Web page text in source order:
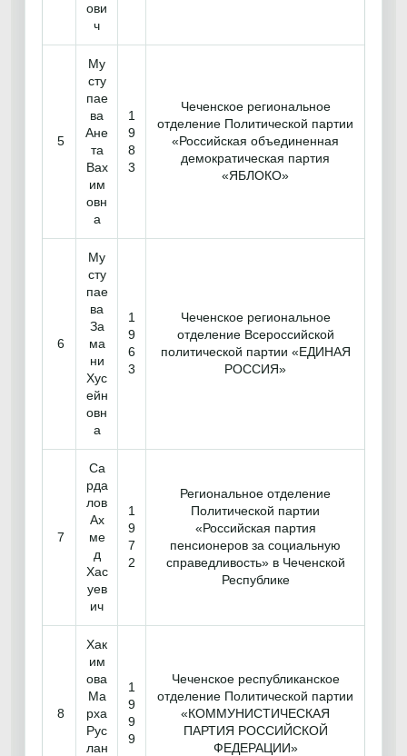
ови
ч
5
Му
сту
пае
ва
Ане
та
Вах
им
овн
а
1
9
8
3
Чеченское региональное
отделение Политической партии
«Российская объединенная
демократическая партия
«ЯБЛОКО»
6
Му
сту
пае
ва
За
ма
ни
Хус
ейн
овн
а
1
9
6
3
Чеченское региональное
отделение Всероссийской
политической партии «ЕДИНАЯ
РОССИЯ»
7
Са
рда
лов
Ах
ме
д
Хас
уев
ич
1
9
7
2
Региональное отделение
Политической партии
«Российская партия
пенсионеров за социальную
справедливость» в Чеченской
Республике
8
Хак
им
ова
Ма
рха
Рус
лан
1
9
9
9
Чеченское республиканское
отделение Политической партии
«КОММУНИСТИЧЕСКАЯ
ПАРТИЯ РОССИЙСКОЙ
ФЕДЕРАЦИИ»